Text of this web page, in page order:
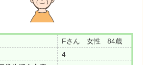
Fさん 女性 84歳
4